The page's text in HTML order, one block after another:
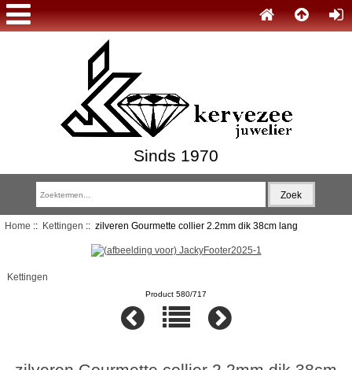
Sinds 1970
Home :: Kettingen :: zilveren Gourmette collier 2.2mm dik 38cm lang
Kettingen
Product 580/717